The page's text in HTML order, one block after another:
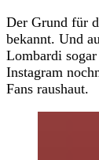
Der Grund für
bekannt. Und
Lombardi
Instagram
Fans raushaut.